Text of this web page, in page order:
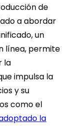
de
a abordar
un
línea, permite
la
impulsa la
y su
como el
la